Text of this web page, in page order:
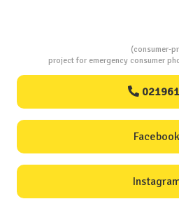
(consumer-
project for emergency consumer
Facebook